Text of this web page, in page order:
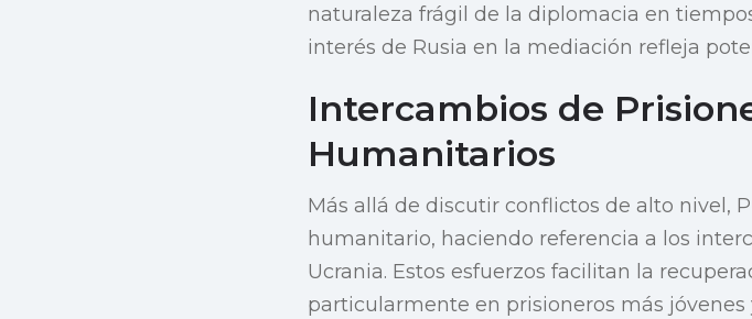
naturaleza frágil de la diplomacia en
interés de Rusia en la mediación refleja
Intercambios de
Humanitarios
Más allá de discutir conflictos de alto nivel,
humanitario, haciendo referencia a los
Ucrania. Estos esfuerzos facilitan la
particularmente en prisioneros más